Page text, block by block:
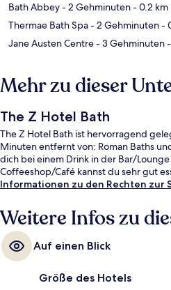
Bath Abbey- 2 Gehminuten- 0.2 km
Thermae Bath Spa- 2 Gehminuten-
Jane Austen Centre- 3 Gehminuten
Mehr zu dieser
The Z Hotel Bath
The Z Hotel Bath ist hervorragend
Minuten entfernt von: Roman Baths
dich bei einem Drink in der Bar/
Coffeeshop/Café kannst du sehr gut
Informationen zu den Rechten zur
Weitere Infos zu
Auf einen Blick
Größe des Hotels